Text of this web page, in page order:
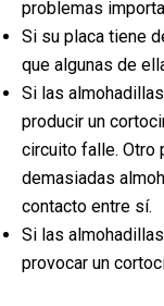
problemas
Si su placa tiene
que algunas de
Si las
producir un
circuito falle. Otro
demasiadas
contacto entre sí.
Si las
provocar un